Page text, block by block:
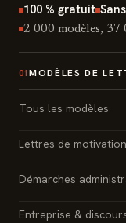
100 % gratuit
2 000 modèles, 37
01 MODÈLES DE
Tous les modèles
Lettres de motivation
Démarches
Entreprise &